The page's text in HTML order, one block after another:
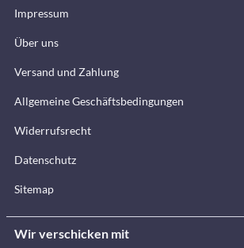
Impressum
Über uns
Versand und Zahlung
Allgemeine Geschäftsbedingungen
Widerrufsrecht
Datenschutz
Sitemap
Wir verschicken mit